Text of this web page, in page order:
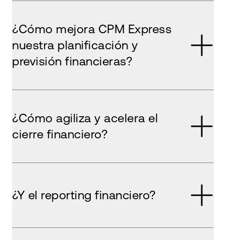
¿Cómo mejora CPM Express
nuestra planificación y
previsión financieras?
¿Cómo agiliza y acelera el
cierre financiero?
¿Y el reporting financiero?